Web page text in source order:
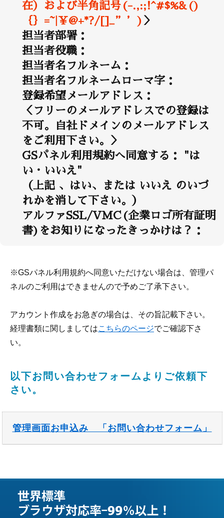
在）および半角記号(-.,:;!^#$%&()
｛｝=~|￥@+*?/[]_”’) ＞
担当者部署：
担当者役職：
担当者名フルネーム：
担当者名フルネームローマ字：
登録希望メールアドレス：
＜フリーのメールアドレスでの登録は
不可。自社ドメインのメールアドレス
をご利用下さい。＞
GSパネル利用規約へ同意する： "は
い・いいえ"
（上記 、はい、または いいえ のいづ
れかを消して下さい。）
アルファSSL/VMC(企業ロゴ所有証明
書)をお知りになったきっかけは？：
※GSパネル利用規約へ同意いただけない場合は、管理パ
ネルのご利用はできませんので予めご了承下さい。
アカウント作成をお急ぎの場合は、その旨記載下さい。
経理書類に関しましてはこちらのページでご確認下さ
い。
以下お問い合わせフォームよりご依頼下
さい。
管理画面お申込み 「お問い合わせフォーム」